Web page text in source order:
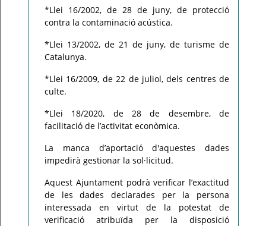
*Llei 16/2002, de 28 de juny, de protecció
contra la contaminació acústica.
*Llei 13/2002, de 21 de juny, de turisme de
Catalunya.
*Llei 16/2009, de 22 de juliol, dels centres de
culte.
*Llei 18/2020, de 28 de desembre, de
facilitació de l’activitat econòmica.
La manca d’aportació d'aquestes dades
impedirà gestionar la sol·licitud.
Aquest Ajuntament podrà verificar l’exactitud
de les dades declarades per la persona
interessada en virtut de la potestat de
verificació atribuïda per la disposició